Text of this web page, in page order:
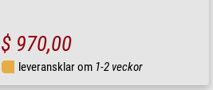
$ 970,00
leveransklar om 1-2 veckor